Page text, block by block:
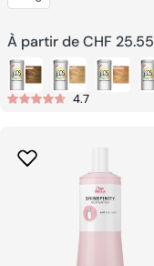
Prix
habituel
À partir de CHF 25.55
4.7